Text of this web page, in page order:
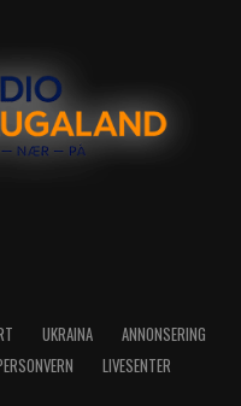
UKRAINA
ANNONSERING
LIVESENTER